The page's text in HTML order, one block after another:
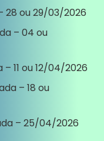
28 ou 29/03/2026
– 04 ou
11 ou 12/04/2026
– 18 ou
– 25/04/2026